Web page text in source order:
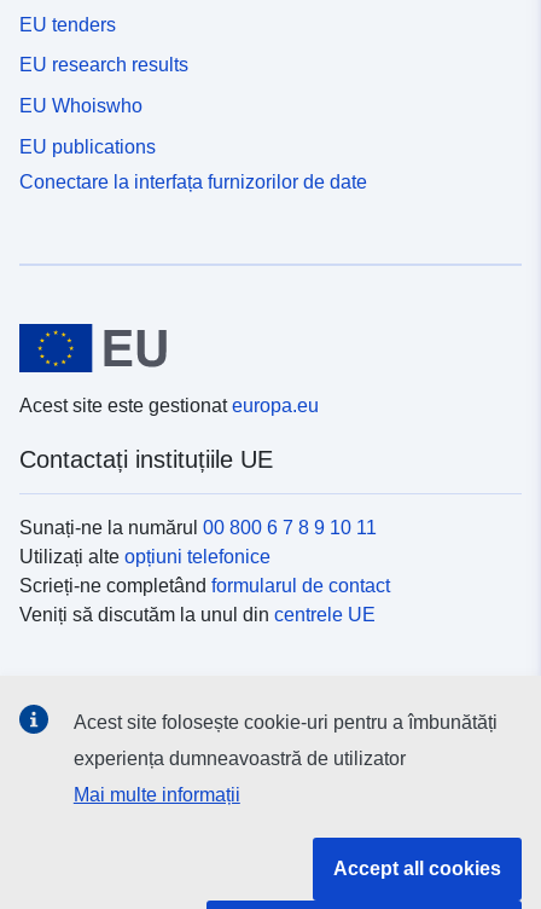
EU tenders
EU research results
EU Whoiswho
EU publications
Conectare la interfața furnizorilor de date
Acest site este gestionateuropa.eu
Contactați instituțiile UE
Sunați-ne la numărul 00 800 6 7 8 9 10 11
Utilizați alte opțiuni telefonice
Scrieți-ne completând formularul de contact
Veniți să discutăm la unul din centrele UE
Descoperiți canalele UEpe rețelele sociale
Instituțiile și organismele UE
Acest site folosește cookie-uri pentru a îmbunătăți
experiența dumneavoastră de utilizator
Mai multe informații
Accept all cookies